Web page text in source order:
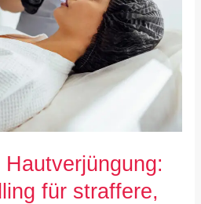
für straffere,